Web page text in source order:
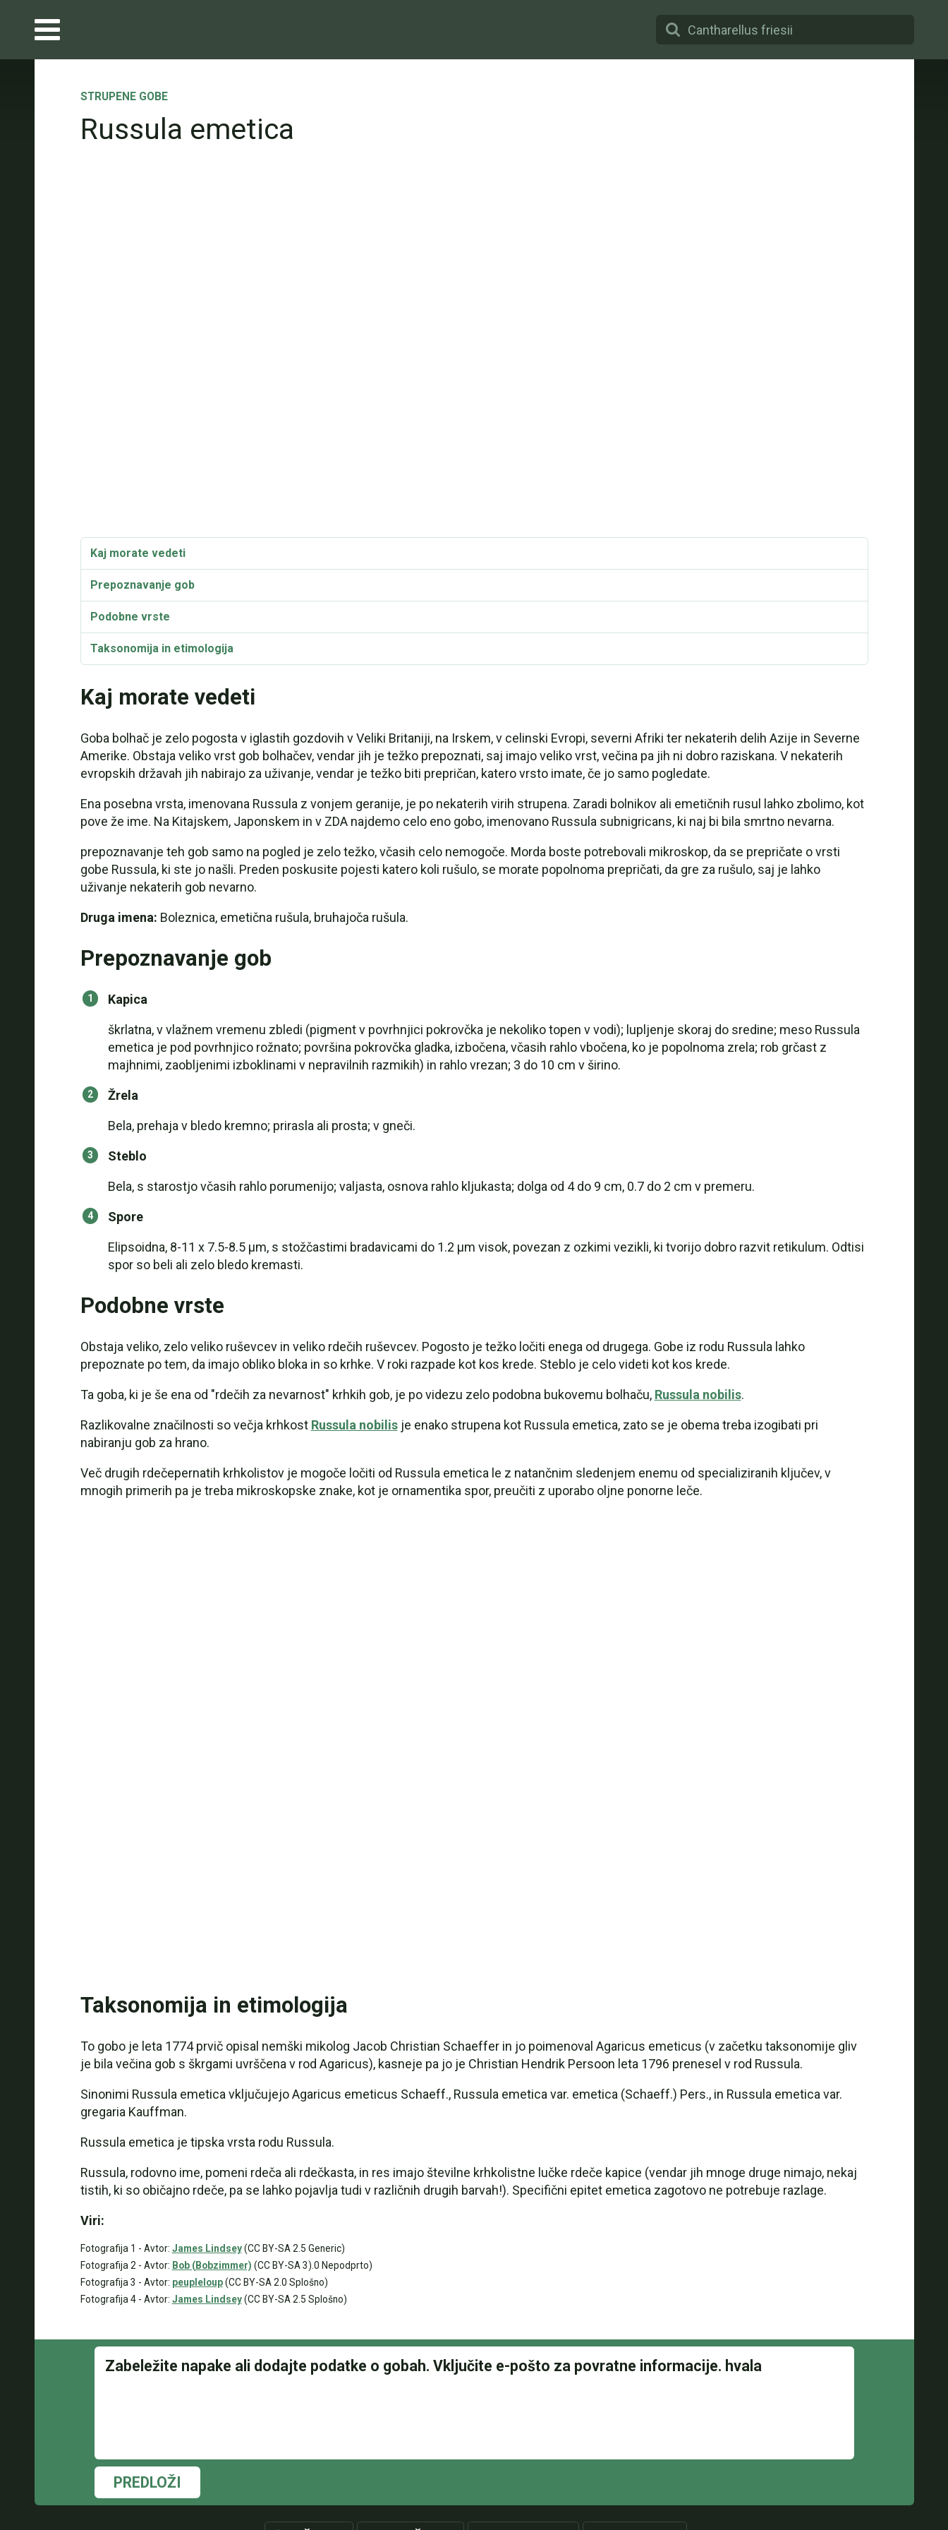
STRUPENE GOBE
Russula emetica
Kaj morate vedeti
Prepoznavanje gob
Podobne vrste
Taksonomija in etimologija
Kaj morate vedeti
Goba bolhač je zelo pogosta v iglastih gozdovih v Veliki Britaniji, na Irskem, v celinski Evropi, severni Afriki ter nekaterih delih Azije in Severne
Amerike. Obstaja veliko vrst gob bolhačev, vendar jih je težko prepoznati, saj imajo veliko vrst, večina pa jih ni dobro raziskana. V nekaterih
evropskih državah jih nabirajo za uživanje, vendar je težko biti prepričan, katero vrsto imate, če jo samo pogledate.
Ena posebna vrsta, imenovana Russula z vonjem geranije, je po nekaterih virih strupena. Zaradi bolnikov ali emetičnih rusul lahko zbolimo, kot
pove že ime. Na Kitajskem, Japonskem in v ZDA najdemo celo eno gobo, imenovano Russula subnigricans, ki naj bi bila smrtno nevarna.
prepoznavanje teh gob samo na pogled je zelo težko, včasih celo nemogoče. Morda boste potrebovali mikroskop, da se prepričate o vrsti
gobe Russula, ki ste jo našli. Preden poskusite pojesti katero koli rušulo, se morate popolnoma prepričati, da gre za rušulo, saj je lahko
uživanje nekaterih gob nevarno.
Druga imena: Boleznica, emetična rušula, bruhajoča rušula.
Prepoznavanje gob
Kapica
škrlatna, v vlažnem vremenu zbledi (pigment v povrhnjici pokrovčka je nekoliko topen v vodi); lupljenje skoraj do sredine; meso Russula
emetica je pod povrhnjico rožnato; površina pokrovčka gladka, izbočena, včasih rahlo vbočena, ko je popolnoma zrela; rob grčast z
majhnimi, zaobljenimi izboklinami v nepravilnih razmikih) in rahlo vrezan; 3 do 10 cm v širino.
Žrela
Bela, prehaja v bledo kremno; prirasla ali prosta; v gneči.
Steblo
Bela, s starostjo včasih rahlo porumenijo; valjasta, osnova rahlo kljukasta; dolga od 4 do 9 cm, 0.7 do 2 cm v premeru.
Spore
Elipsoidna, 8-11 x 7.5-8.5 µm, s stožčastimi bradavicami do 1.2 µm visok, povezan z ozkimi vezikli, ki tvorijo dobro razvit retikulum. Odtisi
spor so beli ali zelo bledo kremasti.
Podobne vrste
Obstaja veliko, zelo veliko ruševcev in veliko rdečih ruševcev. Pogosto je težko ločiti enega od drugega. Gobe iz rodu Russula lahko
prepoznate po tem, da imajo obliko bloka in so krhke. V roki razpade kot kos krede. Steblo je celo videti kot kos krede.
Ta goba, ki je še ena od "rdečih za nevarnost" krhkih gob, je po videzu zelo podobna bukovemu bolhaču, Russula nobilis.
Razlikovalne značilnosti so večja krhkost Russula nobilisje enako strupena kot Russula emetica, zato se je obema treba izogibati pri
nabiranju gob za hrano.
Več drugih rdečepernatih krhkolistov je mogoče ločiti od Russula emetica le z natančnim sledenjem enemu od specializiranih ključev, v
mnogih primerih pa je treba mikroskopske znake, kot je ornamentika spor, preučiti z uporabo oljne ponorne leče.
Taksonomija in etimologija
To gobo je leta 1774 prvič opisal nemški mikolog Jacob Christian Schaeffer in jo poimenoval Agaricus emeticus (v začetku taksonomije gliv
je bila večina gob s škrgami uvrščena v rod Agaricus), kasneje pa jo je Christian Hendrik Persoon leta 1796 prenesel v rod Russula.
Sinonimi Russula emetica vključujejo Agaricus emeticus Schaeff., Russula emetica var. emetica (Schaeff.) Pers., in Russula emetica var.
gregaria Kauffman.
Russula emetica je tipska vrsta rodu Russula.
Russula, rodovno ime, pomeni rdeča ali rdečkasta, in res imajo številne krhkolistne lučke rdeče kapice (vendar jih mnoge druge nimajo, nekaj
tistih, ki so običajno rdeče, pa se lahko pojavlja tudi v različnih drugih barvah!). Specifični epitet emetica zagotovo ne potrebuje razlage.
Viri:
Fotografija 1 - Avtor: James Lindsey(CC BY-SA 2.5 Generic)
Fotografija 2 - Avtor: Bob (Bobzimmer) (CC BY-SA 3).0 Nepodprto)
Fotografija 3 - Avtor: peupleloup(CC BY-SA 2.0 Splošno)
Fotografija 4 - Avtor: James Lindsey(CC BY-SA 2.5 Splošno)
PREDLOŽI